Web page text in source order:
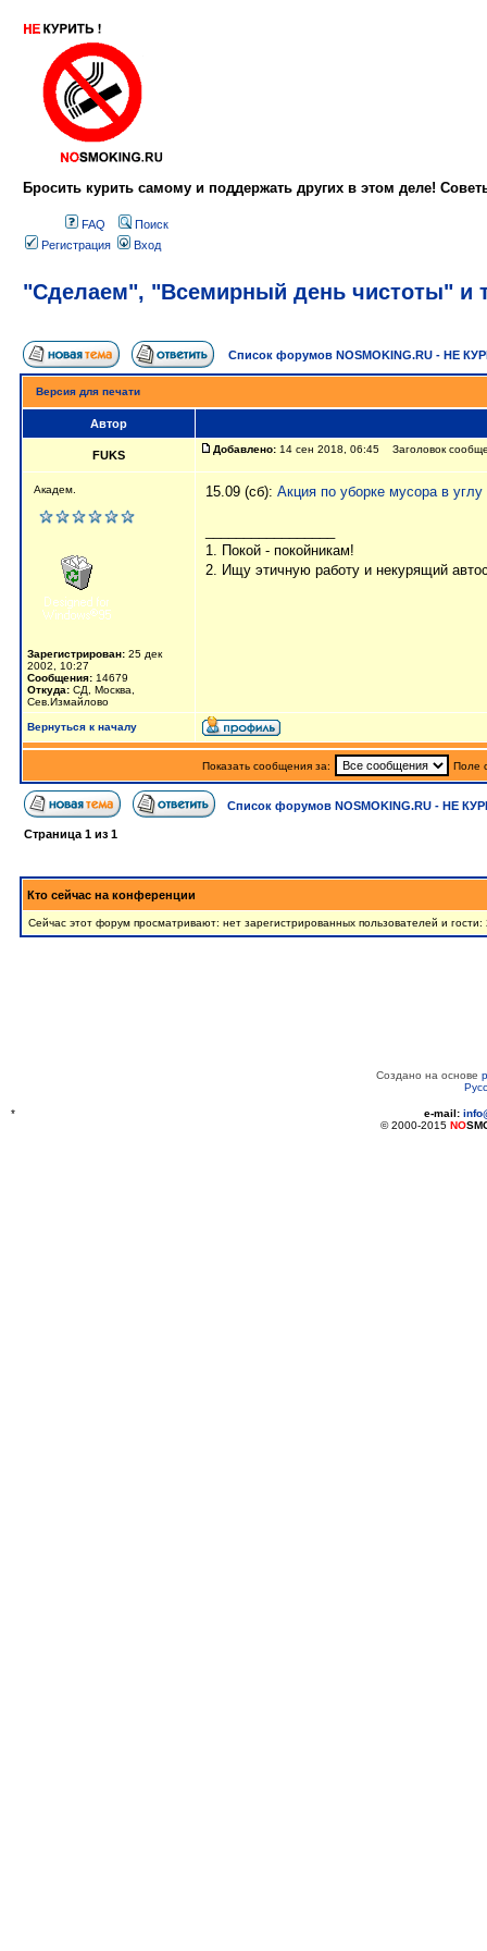
Бросить курить самому и поддержать других в этом деле!
FAQ
Поиск
Регистрация
Вход
"Сделаем", "Всемирный день чистоты" и
Список форумов NOSMOKING.RU - НЕ
Версия для печати
Автор
FUKS Добавлено: 14 сен 2018, 06:45 Заголовок
Академ.
Зарегистрирован: 25 дек
2002, 10:27
Сообщения: 14679
Откуда: СД, Москва,
Сев.Измайлово
15.09 (сб): Акция по уборке мусора в
1. Покой - покойникам!
2. Ищу этичную работу и некурящий
Вернуться к началу
Показать сообщения за: Поле
Список форумов NOSMOKING.RU - НЕ
Страница 1 из 1
Кто сейчас на конференции
Сейчас этот форум просматривают: нет зарегистрированных пользователей и гости:
Создано на основе
* e-mail:
© 2000-2015 NO